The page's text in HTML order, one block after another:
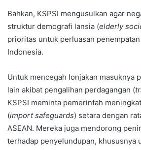
Bahkan, KSPSI mengusulkan agar
struktur demografi lansia (elderly
prioritas untuk perluasan
Indonesia.
Untuk mencegah lonjakan masuknya
lain akibat pengalihan perdagangan (
KSPSI meminta pemerintah
(import safeguards) setara dengan
ASEAN. Mereka juga mendorong
terhadap penyelundupan, khususnya